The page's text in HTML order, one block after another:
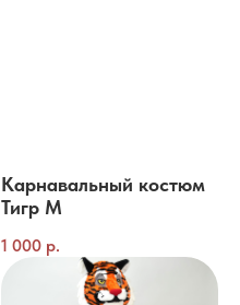
Карнавальный костюм
Тигр M
1 000 р.